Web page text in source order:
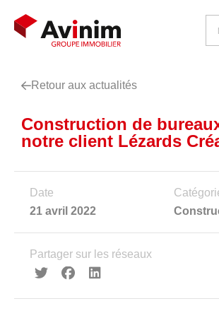
Vos besoins
Nos solutions
Le groupe
Réalisations
Nous rejoindre
Retour aux actualités
Construction de
notre client Lézards
Date
21 avril 2022
Partager sur les réseaux